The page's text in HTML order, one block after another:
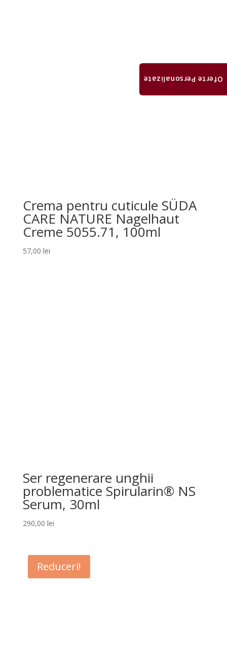
Crema pentru cuticule SÜDA
CARE NATURE Nagelhaut
Creme 5055.71, 100ml
57,00 lei
Ser regenerare unghii
problematice Spirularin® NS
Serum, 30ml
290,00 lei
Reduceri!
Oferte Personalizate